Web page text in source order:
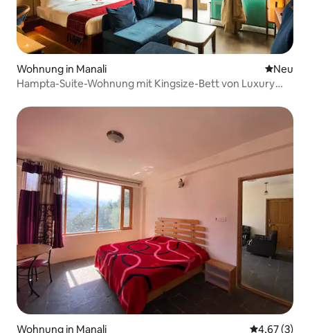
Wohnung in Manali Neue
Neu
Hampta-Suite-Wohnung mit Kingsize-Bett von Luxury
Wohnung in Manali 4,67 (3)